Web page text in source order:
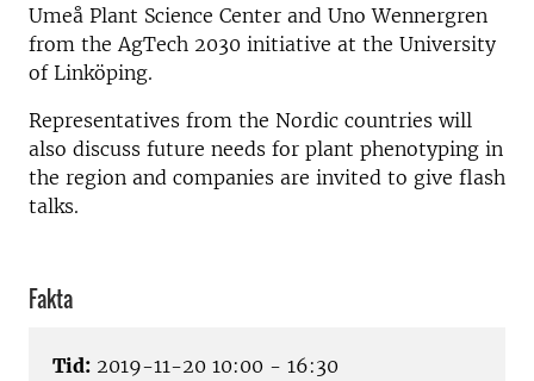
Umeå Plant Science Center and Uno Wennergren
from the AgTech 2030 initiative at the University
of Linköping.
Representatives from the Nordic countries will
also discuss future needs for plant phenotyping in
the region and companies are invited to give flash
talks.
Fakta
Tid: 2019-11-20 10:00 - 16:30